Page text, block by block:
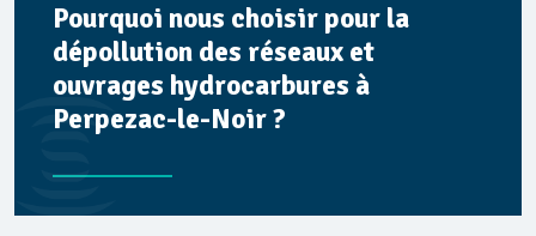
Pourquoi nous choisir pour la
dépollution des réseaux et
ouvrages hydrocarbures à
Perpezac-le-Noir ?